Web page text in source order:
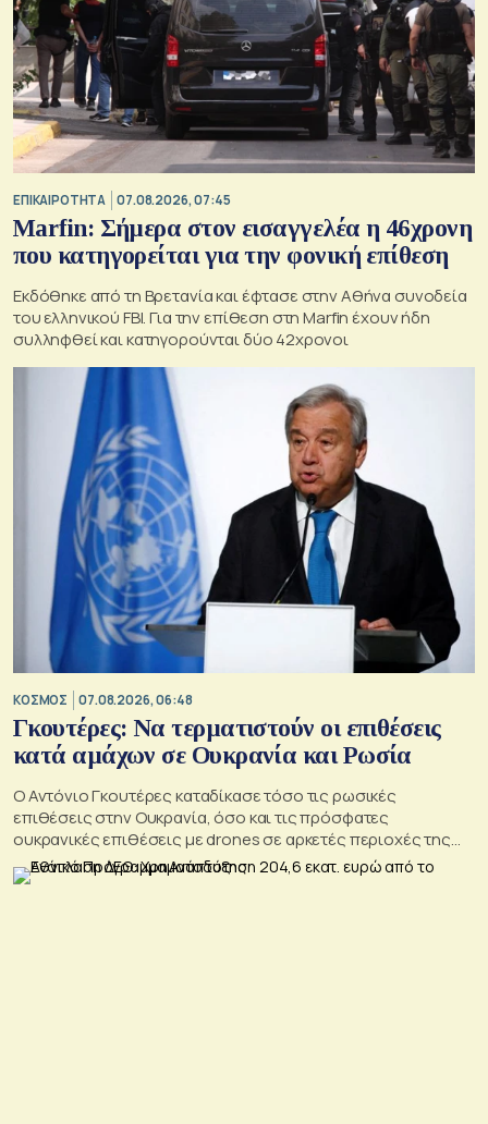
ΕΠΙΚΑΙΡΟΤΗΤΑ 07.08.2026, 07:45
Marfin: Σήμερα στον εισαγγελέα η 46χρονη
που κατηγορείται για την φονική επίθεση
Εκδόθηκε από τη Βρετανία και έφτασε στην Αθήνα συνοδεία
του ελληνικού FBI. Για την επίθεση στη Marfin έχουν ήδη
συλληφθεί και κατηγορούνται δύο 42χρονοι
ΚΟΣΜΟΣ 07.08.2026, 06:48
Γκουτέρες: Να τερματιστούν οι επιθέσεις
κατά αμάχων σε Ουκρανία και Ρωσία
Ο Αντόνιο Γκουτέρες καταδίκασε τόσο τις ρωσικές
επιθέσεις στην Ουκρανία, όσο και τις πρόσφατες
ουκρανικές επιθέσεις με drones σε αρκετές περιοχές της
Ρωσίας, οι οποίες προκάλεσαν απώλειες μεταξύ αμάχων και
ζημιές σε μη στρατιωτικές υποδομές.